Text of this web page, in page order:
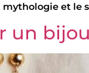
et le
un